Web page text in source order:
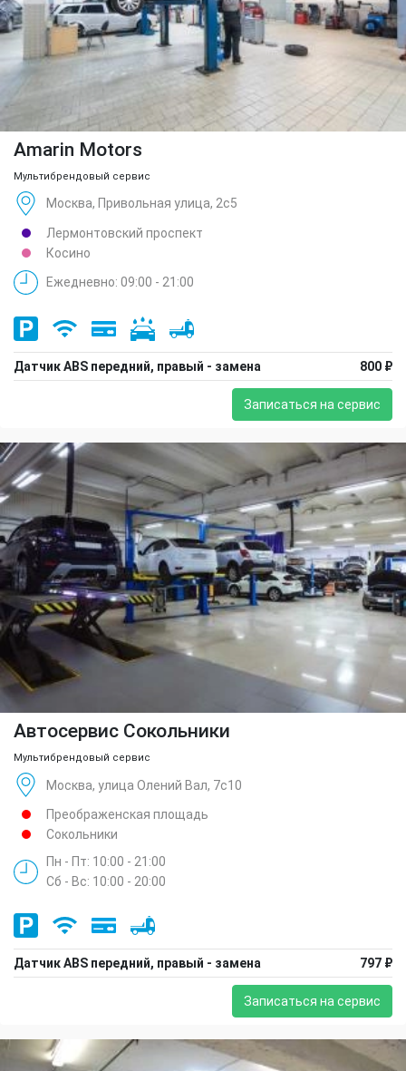
Amarin Motors
Мультибрендовый сервис
Москва, Привольная улица, 2с5
Лермонтовский проспект
Косино
Ежедневно: 09:00 - 21:00
Датчик ABS передний, правый - замена 800 ₽
Записаться на сервис
Автосервис Сокольники
Мультибрендовый сервис
Москва, улица Олений Вал, 7с10
Преображенская площадь
Сокольники
Пн - Пт: 10:00 - 21:00
Сб - Вс: 10:00 - 20:00
Датчик ABS передний, правый - замена 797 ₽
Записаться на сервис